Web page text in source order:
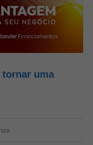
tornar uma